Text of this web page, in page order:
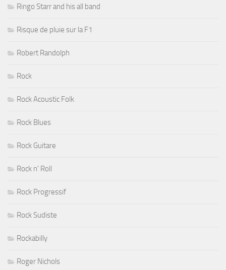
Ringo Starr and his all band
Risque de pluie sur la F1
Robert Randolph
Rock
Rock Acoustic Folk
Rock Blues
Rock Guitare
Rock n' Roll
Rock Progressif
Rock Sudiste
Rockabilly
Roger Nichols